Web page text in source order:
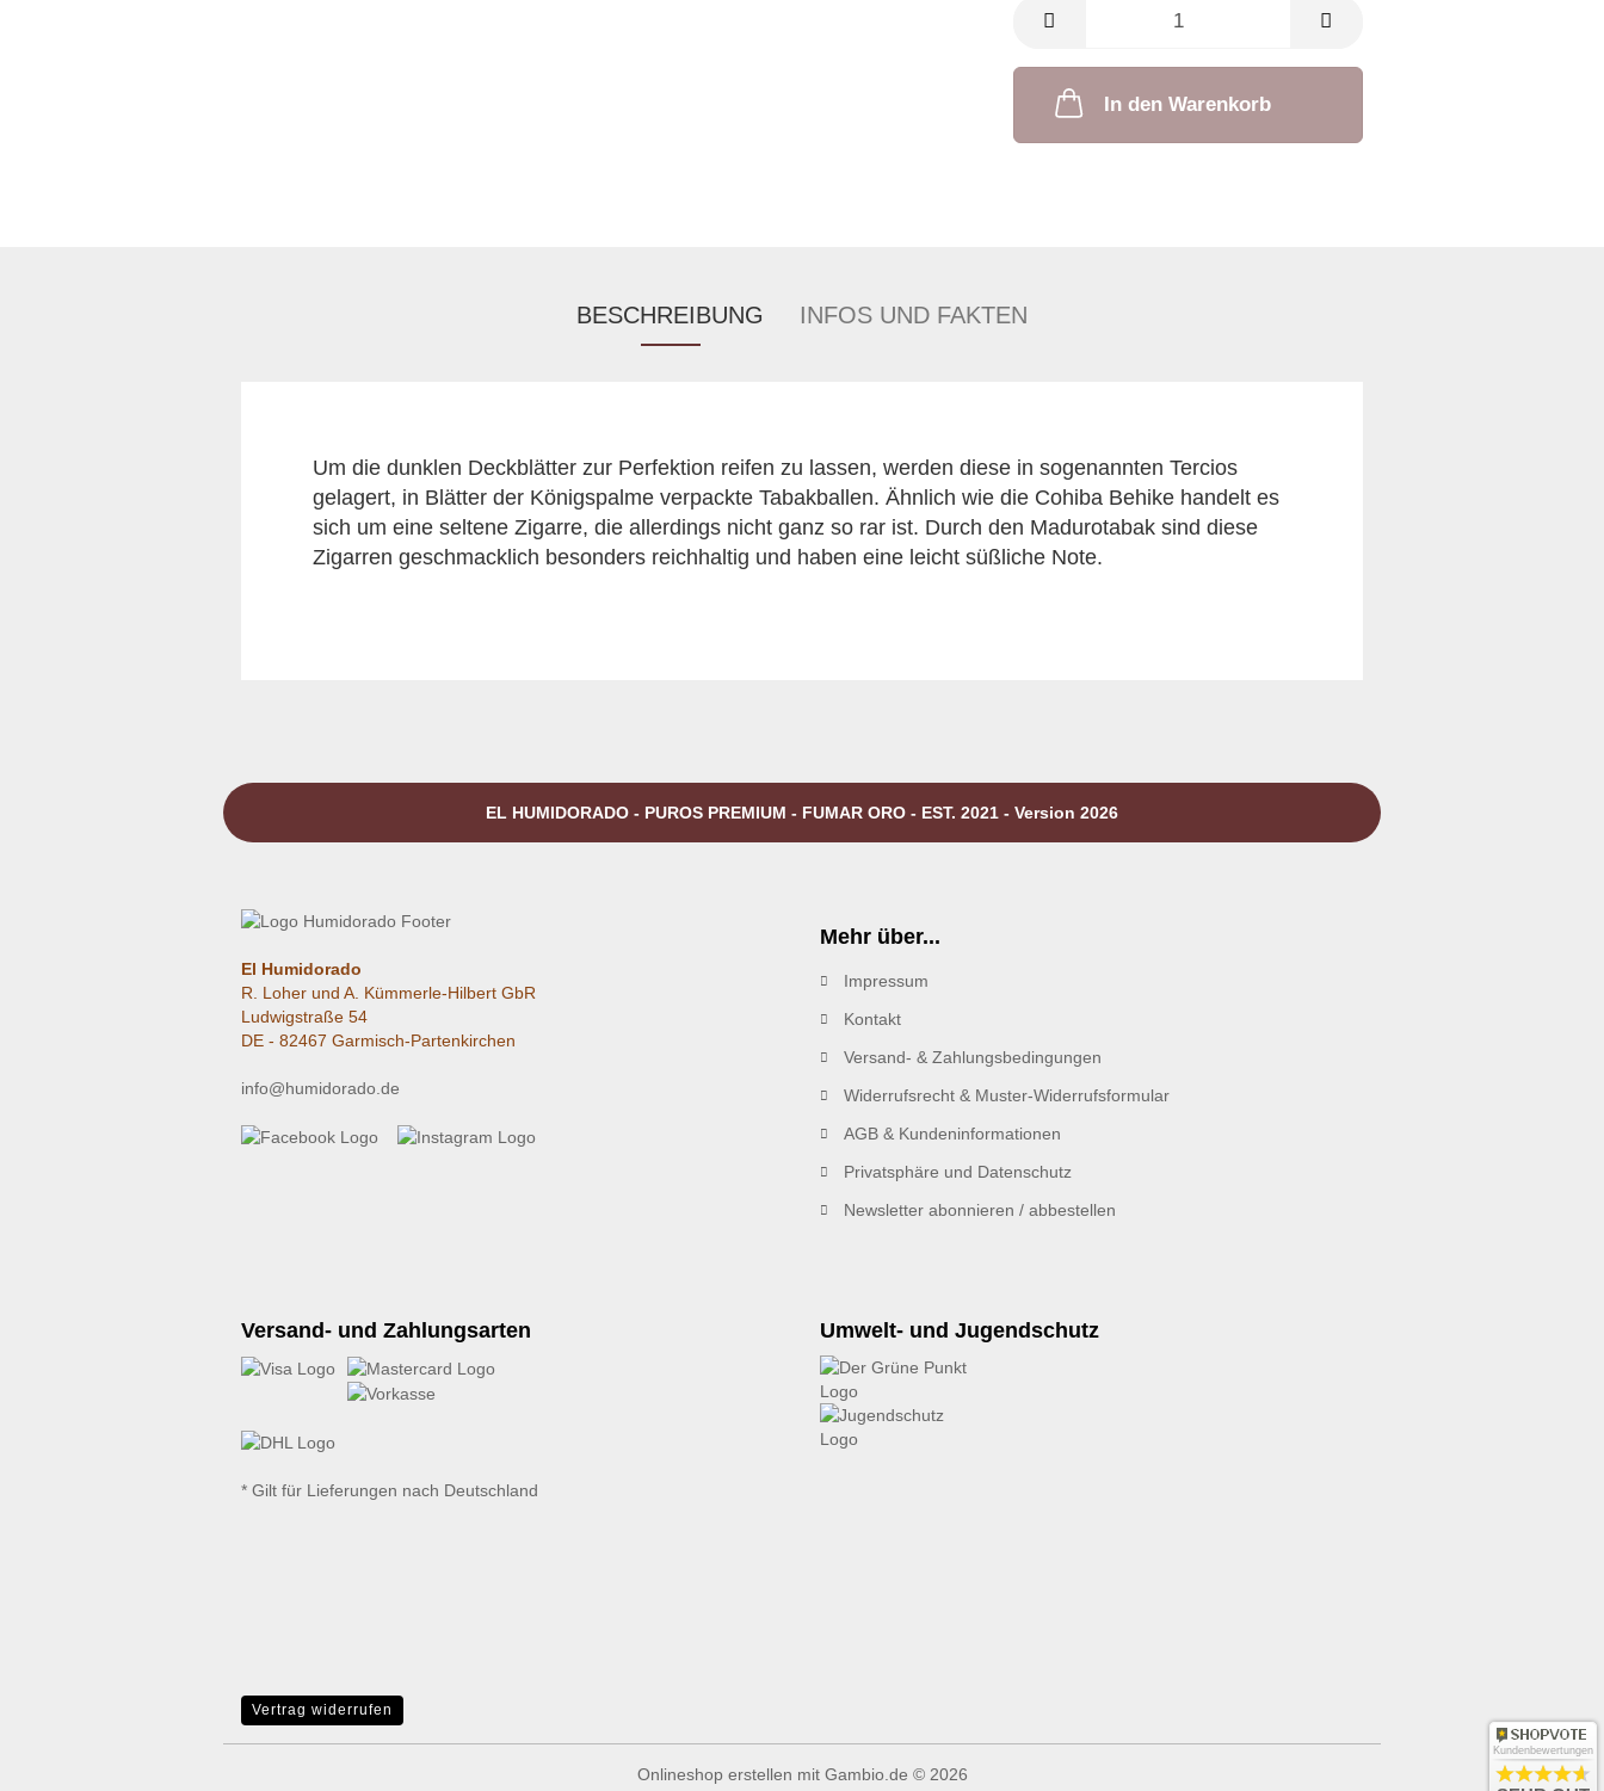
Stück
In den Warenkorb
BESCHREIBUNG INFOS UND FAKTEN
Um die dunklen Deckblätter zur Perfektion reifen zu lassen, werden diese in sogenannten Tercios
gelagert, in Blätter der Königspalme verpackte Tabakballen. Ähnlich wie die Cohiba Behike handelt es
sich um eine seltene Zigarre, die allerdings nicht ganz so rar ist. Durch den Madurotabak sind diese
Zigarren geschmacklich besonders reichhaltig und haben eine leicht süßliche Note.
EL HUMIDORADO - PUROS PREMIUM - FUMAR ORO - EST. 2021 - Version 2026
El Humidorado
R. Loher und A. Kümmerle-Hilbert GbR
Ludwigstraße 54
DE - 82467 Garmisch-Partenkirchen
info@humidorado.de
Mehr über...
Impressum
Kontakt
Versand- & Zahlungsbedingungen
Widerrufsrecht & Muster-Widerrufsformular
AGB & Kundeninformationen
Privatsphäre und Datenschutz
Newsletter abonnieren / abbestellen
Versand- und Zahlungsarten
* Gilt für Lieferungen nach Deutschland
Umwelt- und Jugendschutz
Vertrag widerrufen
Onlineshop erstellen mit Gambio.de © 2026
Kundenbewertungen